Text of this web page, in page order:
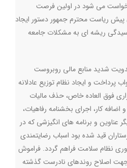
می شود در اولین فرصت
پیش ریاست محترم جمهور دستور ایجاد
ریشه ای به مشکلات جامعه
شدید منابع مالی روبروست
پرداخت و ایجاد نظام توزیع عادلانه
فوق العاده خاص، حذف مالیات
کار، اجرای بخشنامه رفاهیات،
عناوین و برنامه های انگیزشی که در
قید شده بود اسباب رضایتمندی
نظام سلامت فراهم گردد. فراموش
اصلاح روندهای نادرست گذشته